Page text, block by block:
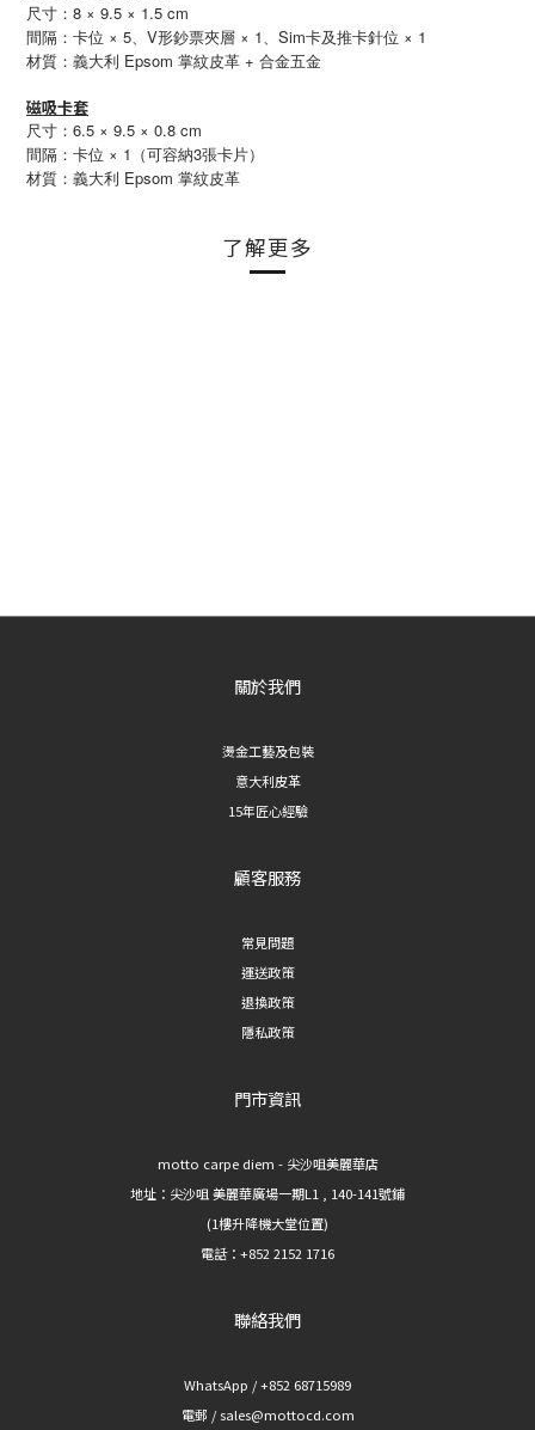
尺寸：8 × 9.5 × 1.5 cm
間隔：卡位 × 5、V形鈔票夾層 × 1、Sim卡及推卡針位 × 1
材質：義大利 Epsom 掌紋皮革 + 合金五金
磁吸卡套
尺寸：6.5 × 9.5 × 0.8 cm
間隔：卡位 × 1（可容納3張卡片）
材質：義大利 Epsom 掌紋皮革
了解更多
關於我們
燙金工藝及包裝
意大利皮革
15年匠心經驗
顧客服務
常見問題
運送政策
退換政策
隱私政策
門市資訊
motto carpe diem - 尖沙咀美麗華店
地址： 尖沙咀 美麗華廣場一期L1 , 140-141號鋪
(1樓升降機大堂位置)
電話：+852 2152 1716
聯絡我們
WhatsApp / +852 68715989
電郵 / sales@mottocd.com